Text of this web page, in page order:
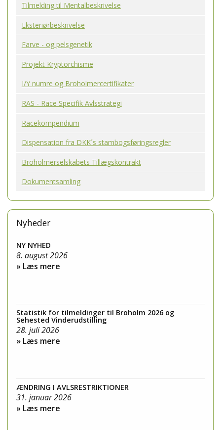
Tilmelding til Mentalbeskrivelse
Eksteriørbeskrivelse
Farve - og pelsgenetik
Projekt Kryptorchisme
I/Y numre og Broholmercertifikater
RAS - Race Specifik Avlsstrategi
Racekompendium
Dispensation fra DKK´s stambogsføringsregler
Broholmerselskabets Tillægskontrakt
Dokumentsamling
Nyheder
NY NYHED
8. august 2026
» Læs mere
Statistik for tilmeldinger til Broholm 2026 og
Sehested Vinderudstilling
28. juli 2026
» Læs mere
ÆNDRING I AVLSRESTRIKTIONER
31. januar 2026
» Læs mere